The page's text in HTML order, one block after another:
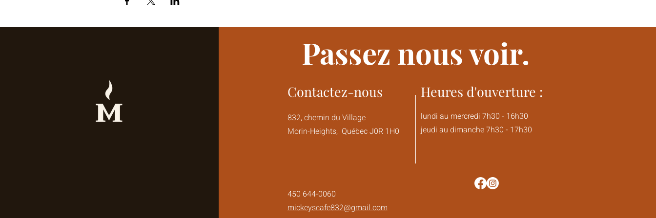
Passez nous voir.
Contactez-nous
832, chemin du Village
Morin-Heights, Québec J0R 1H0
Heures d'ouverture :
lundi au mercredi 7h30 - 16h30
jeudi au dimanche 7h30 - 17h30
450 644-0060
mickeyscafe832@gmail.com